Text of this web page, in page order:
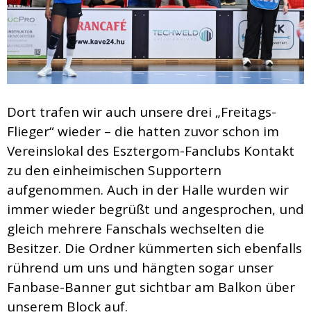
Dort trafen wir auch unsere drei „Freitags-
Flieger“ wieder – die hatten zuvor schon im
Vereinslokal des Esztergom-Fanclubs Kontakt
zu den einheimischen Supportern
aufgenommen. Auch in der Halle wurden wir
immer wieder begrüßt und angesprochen, und
gleich mehrere Fanschals wechselten die
Besitzer. Die Ordner kümmerten sich ebenfalls
rührend um uns und hängten sogar unser
Fanbase-Banner gut sichtbar am Balkon über
unserem Block auf.